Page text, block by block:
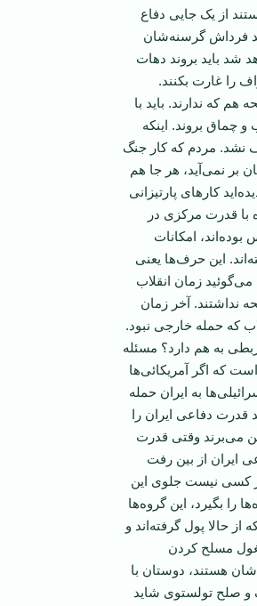
از یک جایی دفاع
فرداش گرسنه‌شان
شد باید بروند دهات
را غارت بکنند.
هم که ندارند. باید با
چماق بروند. اینکه
نشد. مردم که کار جنگ
بر نمی‌آید، هر جا هم
کارهای پارتیزانی
با قدرت مرکزی در
بوده‌اند، امکانات
این حرف‌ها یعنی
زمان انقلاب
نداشتند. آخر زمان
که حمله خارجی نبود.
به هم دارد؟ مسئله
که اگر آمریکائی‌ها
به ایران حمله
قدرت دفاعی ایران را
می‌برند وقتی قدرت
ایران از بین رفت
کسی نیست جلوی این
را بگیرد، این گروه‌ها
از حالا پول گرفته‌اند و
مسلح کردن
هستند، دوستان با
و صلح تولستوی شاید